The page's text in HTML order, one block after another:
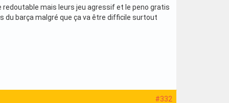
mais leurs jeu agressif et le peno gratis
du barça malgré que ça va être difficile surtout
#332